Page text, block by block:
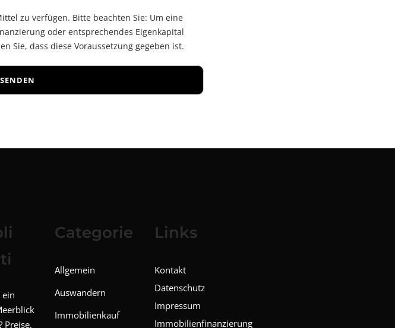
zu verfügen. Bitte beachten Sie: Um eine
oder entsprechendes Eigenkapital
Sie, dass diese Voraussetzung gegeben ist.
ein
Preise,
Categorie
Allgemein
Auswandern
Immobilienkauf
Links
Kontakt
Datenschutz
Impressum
Immobilienfinanzierung